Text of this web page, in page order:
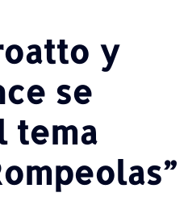
y
se
tema